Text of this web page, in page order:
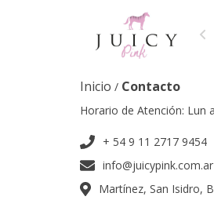
Inicio / Contacto
Horario de Atención: Lun
+ 54 9 11 2717 9454
info@juicypink.com.ar
Martínez, San Isidro,